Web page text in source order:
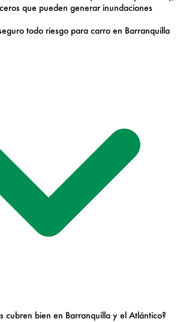
que pueden generar inundaciones
todo riesgo para carro en Barranquilla
cubren bien en Barranquilla y el Atlántico?